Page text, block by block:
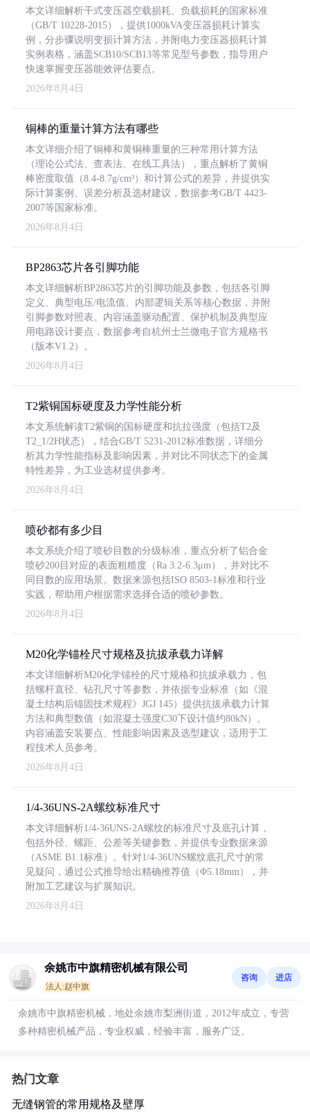
本文详细解析干式变压器空载损耗、负载损耗的国家标准
（GB/T 10228-2015），提供1000kVA变压器损耗计算实
例，分步骤说明变损计算方法，并附电力变压器损耗计算
实例表格，涵盖SCB10/SCB13等常见型号参数，指导用户
快速掌握变压器能效评估要点。
2026年8月4日
铜棒的重量计算方法有哪些
本文详细介绍了铜棒和黄铜棒重量的三种常用计算方法
（理论公式法、查表法、在线工具法），重点解析了黄铜
棒密度取值（8.4-8.7g/cm³）和计算公式的差异，并提供实
际计算案例、误差分析及选材建议，数据参考GB/T 4423-
2007等国家标准。
2026年8月4日
BP2863芯片各引脚功能
本文详细解析BP2863芯片的引脚功能及参数，包括各引脚
定义、典型电压/电流值、内部逻辑关系等核心数据，并附
引脚参数对照表。内容涵盖驱动配置、保护机制及典型应
用电路设计要点，数据参考自杭州士兰微电子官方规格书
（版本V1.2）。
2026年8月4日
T2紫铜国标硬度及力学性能分析
本文系统解读T2紫铜的国标硬度和抗拉强度（包括T2及
T2_1/2H状态），结合GB/T 5231-2012标准数据，详细分
析其力学性能指标及影响因素，并对比不同状态下的金属
特性差异，为工业选材提供参考。
2026年8月4日
喷砂都有多少目
本文系统介绍了喷砂目数的分级标准，重点分析了铝合金
喷砂200目对应的表面粗糙度（Ra 3.2-6.3μm），并对比不
同目数的应用场景。数据来源包括ISO 8503-1标准和行业
实践，帮助用户根据需求选择合适的喷砂参数。
2026年8月4日
M20化学锚栓尺寸规格及抗拔承载力详解
本文详细解析M20化学锚栓的尺寸规格和抗拔承载力，包
括螺杆直径、钻孔尺寸等参数，并依据专业标准（如《混
凝土结构后锚固技术规程》JGJ 145）提供抗拔承载力计算
方法和典型数值（如混凝土强度C30下设计值约80kN）。
内容涵盖安装要点、性能影响因素及选型建议，适用于工
程技术人员参考。
2026年8月4日
1/4-36UNS-2A螺纹标准尺寸
本文详细解析1/4-36UNS-2A螺纹的标准尺寸及底孔计算，
包括外径、螺距、公差等关键参数，并提供专业数据来源
（ASME B1.1标准）。针对1/4-36UNS螺纹底孔尺寸的常
见疑问，通过公式推导给出精确推荐值（Φ5.18mm），并
附加工艺建议与扩展知识。
2026年8月4日
余姚市中旗精密机械有限公司
法人:赵中旗
咨询 进店
余姚市中旗精密机械，地处余姚市梨洲街道，2012年成立，专营
多种精密机械产品，专业权威，经验丰富，服务广泛。
热门文章
无缝钢管的常用规格及壁厚